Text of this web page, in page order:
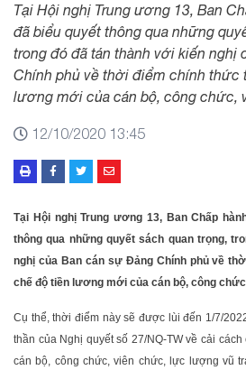
Tại Hội nghị Trung ương 13, Ban
đã biểu quyết thông qua những
trong đó đã tán thành với kiến nghị
Chính phủ về thời điểm chính thức
lương mới của cán bộ, công chức,
12/10/2020 13:45
Tại Hội nghị Trung ương 13, Ban Chấp
thông qua những quyết sách quan trọng,
nghị của Ban cán sự Đảng Chính phủ về
chế độ tiền lương mới của cán bộ, công
Cụ thể, thời điểm này sẽ được lùi đến 1/7/
thần của Nghị quyết số 27/NQ-TW về cải
cán bộ, công chức, viên chức, lực lượng vũ